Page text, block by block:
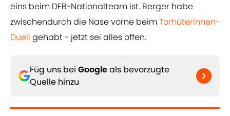
eins beim DFB-Nationalteam ist. Berger habe
zwischendurch die Nase vorne beimTorhüterinnen-
Duell gehabt - jetzt sei alles offen.
Füg uns bei Googleals bevorzugte
Quelle hinzu